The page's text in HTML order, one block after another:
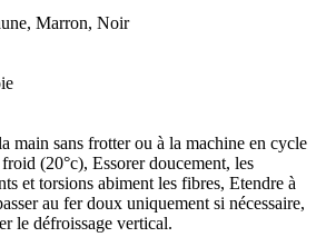
Marron, Noir
main sans frotter ou à la machine en cycle
(20°c), Essorer doucement, les
et torsions abiment les fibres, Etendre à
au fer doux uniquement si nécessaire,
le défroissage vertical.